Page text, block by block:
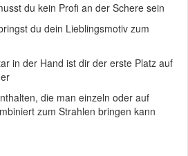
du kein Profi an der Schere sein
du dein Lieblingsmotiv zum
in der Hand ist dir der erste Platz auf
die man einzeln oder auf
zum Strahlen bringen kann